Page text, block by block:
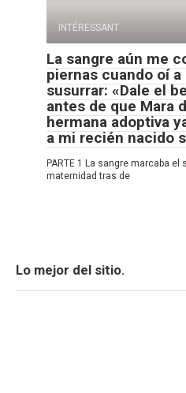
INTÉRESSANT
La sangre aún me
piernas cuando oí
susurrar: «Dale el
antes de que Mara
hermana adoptiva
a mi recién nacido
PARTE 1 La sangre marcaba
maternidad tras de
Lo mejor del sitio.